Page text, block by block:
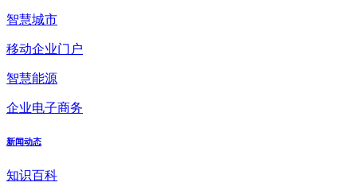
智慧城市
移动企业门户
智慧能源
企业电子商务
新闻动态
知识百科